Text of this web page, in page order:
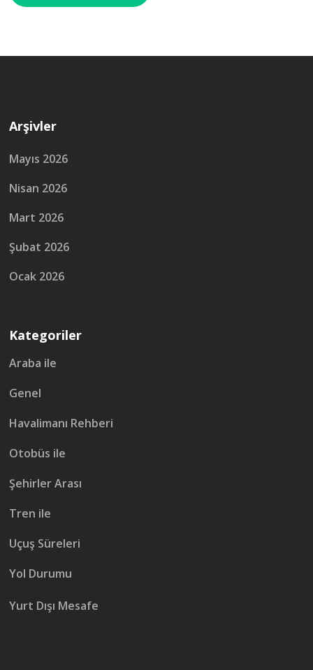
Arşivler
Mayıs 2026
Nisan 2026
Mart 2026
Şubat 2026
Ocak 2026
Kategoriler
Araba ile
Genel
Havalimanı Rehberi
Otobüs ile
Şehirler Arası
Tren ile
Uçuş Süreleri
Yol Durumu
Yurt Dışı Mesafe